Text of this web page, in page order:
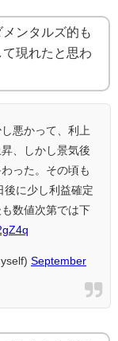
ンタルズ的も
現れたと思わ
悪かって、利上
、しかし景気後
った。その頃も
後に少し利益確定
数値次第では下
September